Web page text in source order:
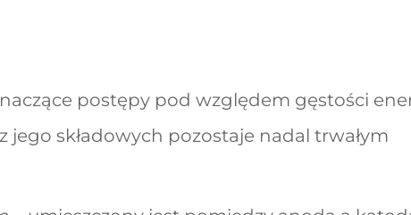
postępy pod względem gęstości
jego składowych pozostaje nadal trwałym